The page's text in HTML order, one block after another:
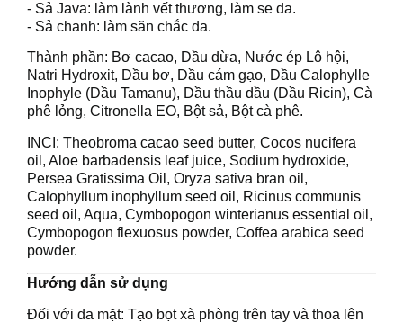
- Sả Java: làm lành vết thương, làm se da.
- Sả chanh: làm săn chắc da.
Thành phần: Bơ cacao, Dầu dừa, Nước ép Lô hội,
Natri Hydroxit, Dầu bơ, Dầu cám gạo, Dầu Calophylle
Inophyle (Dầu Tamanu), Dầu thầu dầu (Dầu Ricin), Cà
phê lỏng, Citronella EO, Bột sả, Bột cà phê.
INCI: Theobroma cacao seed butter, Cocos nucifera
oil, Aloe barbadensis leaf juice, Sodium hydroxide,
Persea Gratissima Oil, Oryza sativa bran oil,
Calophyllum inophyllum seed oil, Ricinus communis
seed oil, Aqua, Cymbopogon winterianus essential oil,
Cymbopogon flexuosus powder, Coffea arabica seed
powder.
Hướng dẫn sử dụng
Đối với da mặt: Tạo bọt xà phòng trên tay và thoa lên